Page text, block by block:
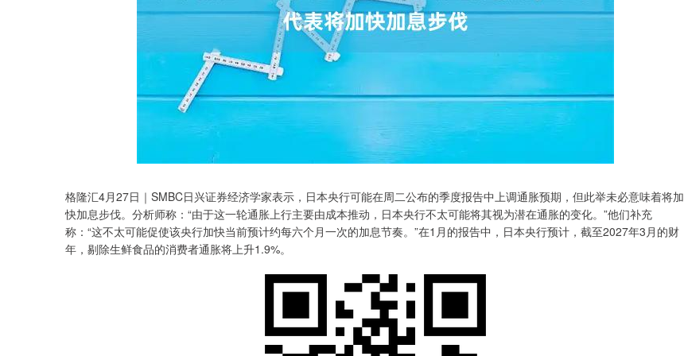
格隆汇4月27日｜SMBC日兴证券经济学家表示，日本央行可能在周二公布的季度报告中上调通胀预期，但此举未必意味着将加
快加息步伐。分析师称：“由于这一轮通胀上行主要由成本推动，日本央行不太可能将其视为潜在通胀的变化。”他们补充
称：“这不太可能促使该央行加快当前预计约每六个月一次的加息节奏。”在1月的报告中，日本央行预计，截至2027年3月的财
年，剔除生鲜食品的消费者通胀将上升1.9%。
1.42% 沪深300